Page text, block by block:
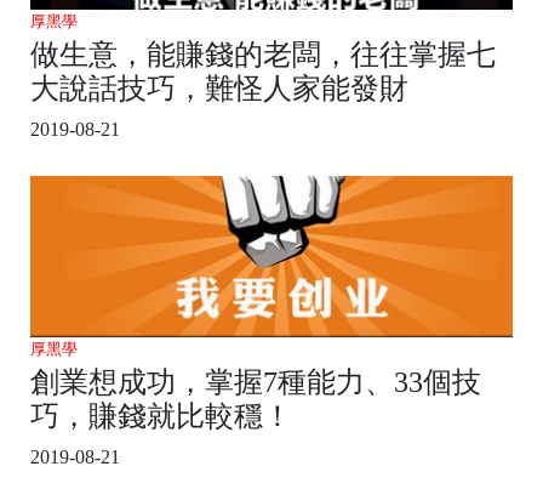
厚黑學
做生意，能賺錢的老闆，往往掌握七
大說話技巧，難怪人家能發財
2019-08-21
厚黑學
創業想成功，掌握7種能力、33個技
巧，賺錢就比較穩！
2019-08-21